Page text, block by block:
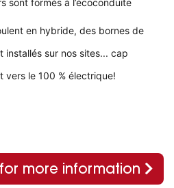
en hybride, des bornes de
installés sur nos sites... cap
vers le 100 % électrique!
more information